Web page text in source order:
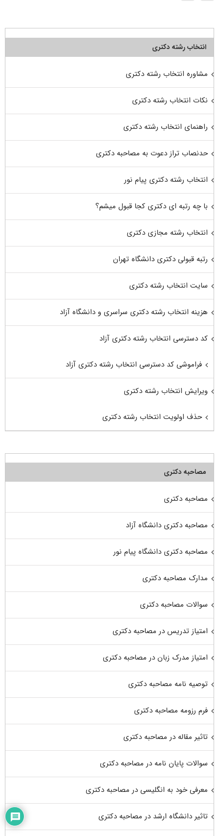
انتخاب رشته دکتری
مشاوره انتخاب رشته دکتری
نکات انتخاب رشته دکتری
راهنمای انتخاب رشته دکتری
حدنصاب تراز دعوت به مصاحبه دکتری
انتخاب رشته دکتری پیام نور
با چه رتبه ای دکتری کجا قبول میشم؟
انتخاب رشته مجازی دکتری
رتبه قبولی دکتری دانشگاه تهران
سایت انتخاب رشته دکتری
هزینه انتخاب رشته دکتری سراسری و دانشگاه آزاد
کد دسترسی انتخاب رشته دکتری آزاد
فراموشی کد دسترسی انتخاب رشته دکتری آزاد
ویرایش انتخاب رشته دکتری
حذف اولویت انتخاب رشته دکتری
مصاحبه دکتری
مصاحبه دکتری
مصاحبه دکتری دانشگاه آزاد
مصاحبه دکتری دانشگاه پیام نور
مدارک مصاحبه دکتری
سوالات مصاحبه دکتری
امتیاز تدریس در مصاحبه دکتری
امتیاز مدرک زبان در مصاحبه دکتری
توصیه نامه مصاحبه دکتری
فرم رزومه مصاحبه دکتری
تاثیر مقاله در مصاحبه دکتری
سوالات پایان نامه در مصاحبه دکتری
معرفی خود به انگلیسی در مصاحبه دکتری
تاثیر دانشگاه ارشد در مصاحبه دکتری